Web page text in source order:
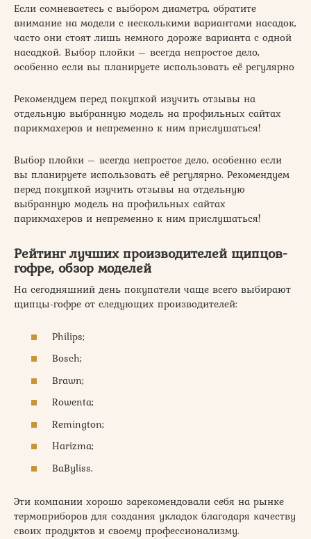
Если сомневаетесь с выбором диаметра, обратите
внимание на модели с несколькими вариантами насадок,
часто они стоят лишь немного дороже варианта с одной
насадкой. Выбор плойки – всегда непростое дело,
особенно если вы планируете использовать её регулярно
Рекомендуем перед покупкой изучить отзывы на
отдельную выбранную модель на профильных сайтах
парикмахеров и непременно к ним прислушаться!
Выбор плойки – всегда непростое дело, особенно если
вы планируете использовать её регулярно. Рекомендуем
перед покупкой изучить отзывы на отдельную
выбранную модель на профильных сайтах
парикмахеров и непременно к ним прислушаться!
Рейтинг лучших производителей щипцов-
гофре, обзор моделей
На сегодняшний день покупатели чаще всего выбирают
щипцы-гофре от следующих производителей:
Philips;
Bosch;
Brawn;
Rowenta;
Remington;
Harizma;
BaByliss.
Эти компании хорошо зарекомендовали себя на рынке
термоприборов для создания укладок благодаря качеству
своих продуктов и своему профессионализму.